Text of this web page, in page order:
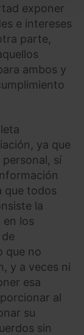
en tu
exponer
e intereses
parte,
ambos y
ya que
sí
que todos
la
en los
que no
y a veces ni
esa
al
su
sin